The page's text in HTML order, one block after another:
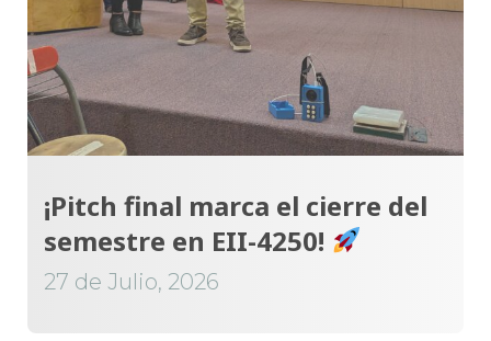
¡Pitch final marca el cierre del
semestre en EII-4250!
27 de Julio, 2026